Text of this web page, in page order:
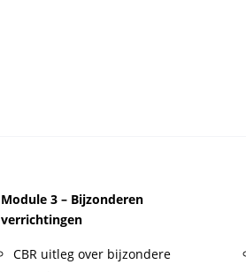
Module 3 – Bijzonderen
verrichtingen
CBR uitleg over bijzondere